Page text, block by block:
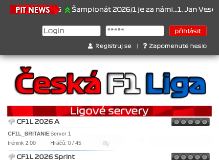
Šampionát 2026/1 je za námi...1. Jan Veselý , 2.
Registruj se Zapomenuté heslo
CF1L 2026 A
CF1L_BRITANIEServer 1
trénink 2:00
Hráčů: 0 / 45
CF1L 2026 Sprint